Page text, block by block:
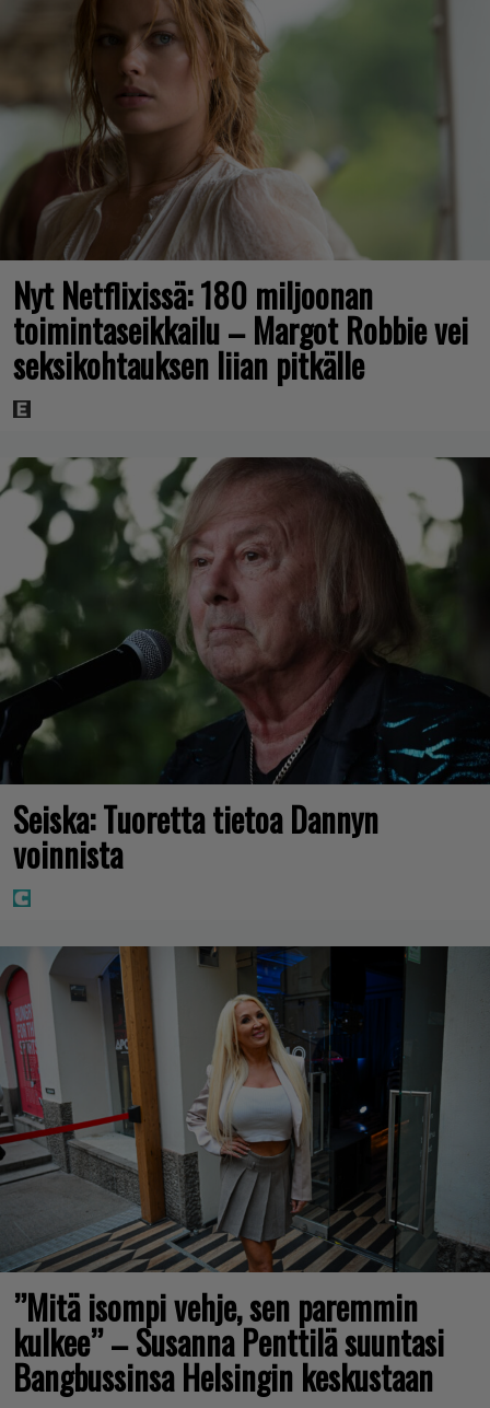
Nyt Netflixissä: 180 miljoonan
toimintaseikkailu – Margot Robbie vei
seksikohtauksen liian pitkälle
Seiska: Tuoretta tietoa Dannyn
voinnista
”Mitä isompi vehje, sen paremmin
kulkee” – Susanna Penttilä suuntasi
Bangbussinsa Helsingin keskustaan